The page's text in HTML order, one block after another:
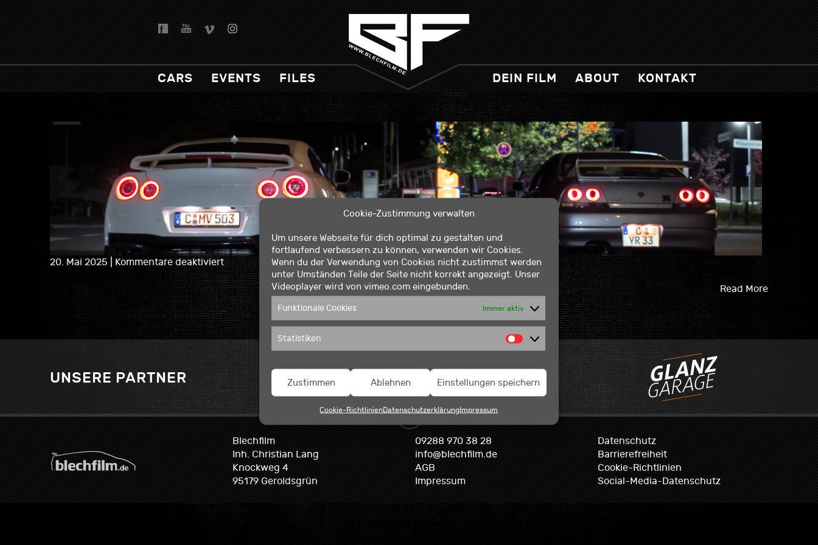
Cookie-Zustimmung verwalten
Um unsere Webseite für dich optimal zu gestalten und
fortlaufend verbessern zu können, verwenden wir Cookies.
Wenn du der Verwendung von Cookies nicht zustimmst werden
unter Umständen Teile der Seite nicht korrekt angezeigt. Unser
Videoplayer wird von vimeo.com eingebunden.
Funktionale Cookies Immer aktiv
Statistiken
Statistiken
Zustimmen Ablehnen Einstellungen speichern
Cookie-RichtlinienDatenschutzerklärungImpressum
CARS EVENTS FILES DEIN FILM ABOUT KONTAKT
20. Mai 2025 Kommentare deaktiviertfür
Nissan
Skyline
R33
GT-
R
&
R35
GTR
Read More
UNSERE PARTNER
Blechfilm
Inh. Christian Lang
Knockweg 4
95179 Geroldsgrün
09288 970 38 28
info@blechfilm.de
AGB
Impressum
Datenschutz
Barrierefreiheit
Cookie-Richtlinien
Social-Media-Datenschutz